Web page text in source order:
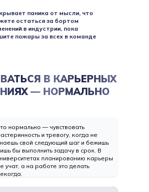
паника от мысли, что
остаться за бортом
в индустрии, пока
пожары за всех в команде
В КАРЬЕРНЫХ
— НОРМАЛЬНО
нормально — чувствовать
и тревогу, когда не
свой следующий шаг и бежишь
бы выполнить задачу в срок. В
планированию карьеры
учат, а на работе это делать